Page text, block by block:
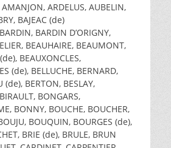
ARDELUS, AUBELIN,
BAJEAC (de)
BARDIN D’ORIGNY,
BEAUHAIRE, BEAUMONT,
BEAUXONCLES,
(de), BELLUCHE, BERNARD,
(de), BERTON, BESLAY,
BONGARS,
BONNY, BOUCHE, BOUCHER,
BOUQUIN, BOURGES (de),
BRIE (de), BRULE, BRUN